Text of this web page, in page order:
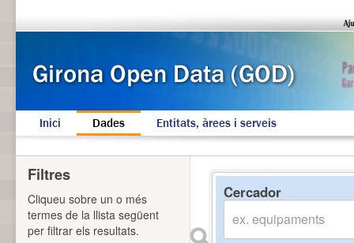
Inici Dades Entitats, àrees i serveis
Cercador
Filtres
Cliqueu sobre un o més
termes de la llista següent
per filtrar els resultats.